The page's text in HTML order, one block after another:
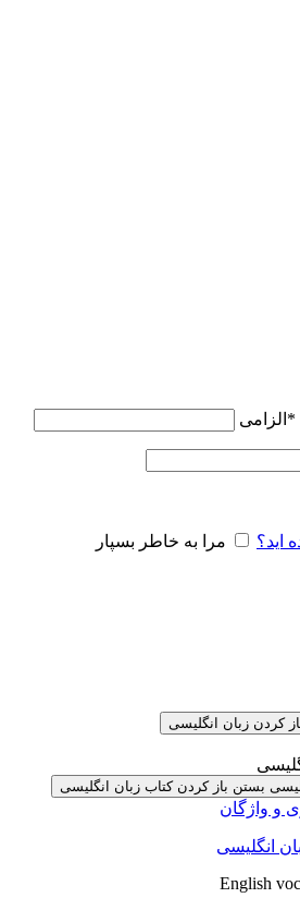
* الزامی
اید؟ مرا به خاطر بسپار
کردن زبان انگلیسی
بستن باز کردن کتاب زبان انگلیسی
و واژگان
انگلیسی
English